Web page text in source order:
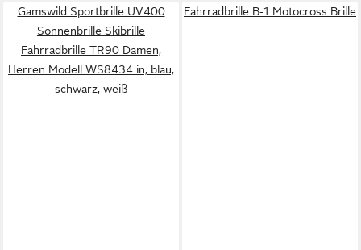
Gamswild Sportbrille UV400
Sonnenbrille Skibrille
Fahrradbrille TR90 Damen,
Herren Modell WS8434 in, blau,
schwarz, weiß
Fahrradbrille B-1 Motocross Brille